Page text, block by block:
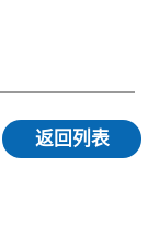
返回列表